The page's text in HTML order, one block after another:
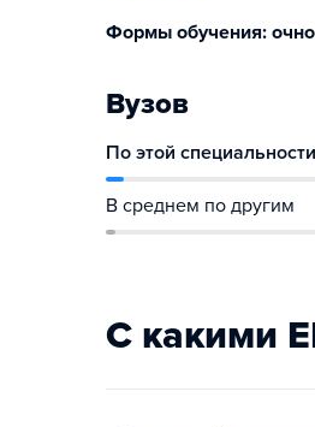
Формы обучения: очно
Вузов
По этой специальности
В среднем по другим
С какими